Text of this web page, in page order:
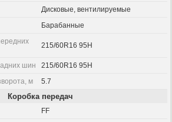
Дисковые, вентилируемые
Барабанные
215/60R16 95H
шин
215/60R16 95H
м
5.7
Коробка передач
FF